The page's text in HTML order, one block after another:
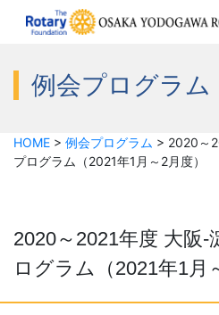
例会プログラム
HOME > 例会プログラム > 2020～
プログラム（2021年1月～2月度）
2020～2021年度 大
ログラム（2021年1月